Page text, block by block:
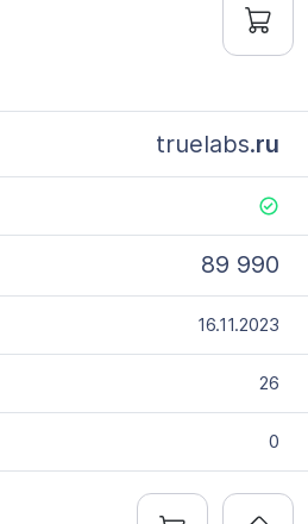
truelabs.ru
89 990
16.11.2023
26
0